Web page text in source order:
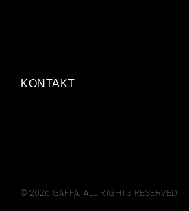
KONTAKT
© 2026 GAFFA. ALL RIGHTS RESERVED